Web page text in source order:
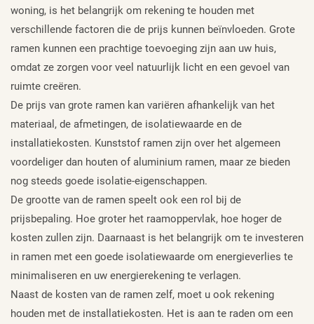
woning, is het belangrijk om rekening te houden met
verschillende factoren die de prijs kunnen beïnvloeden. Grote
ramen kunnen een prachtige toevoeging zijn aan uw huis,
omdat ze zorgen voor veel natuurlijk licht en een gevoel van
ruimte creëren.
De prijs van grote ramen kan variëren afhankelijk van het
materiaal, de afmetingen, de isolatiewaarde en de
installatiekosten. Kunststof ramen zijn over het algemeen
voordeliger dan houten of aluminium ramen, maar ze bieden
nog steeds goede isolatie-eigenschappen.
De grootte van de ramen speelt ook een rol bij de
prijsbepaling. Hoe groter het raamoppervlak, hoe hoger de
kosten zullen zijn. Daarnaast is het belangrijk om te investeren
in ramen met een goede isolatiewaarde om energieverlies te
minimaliseren en uw energierekening te verlagen.
Naast de kosten van de ramen zelf, moet u ook rekening
houden met de installatiekosten. Het is aan te raden om een